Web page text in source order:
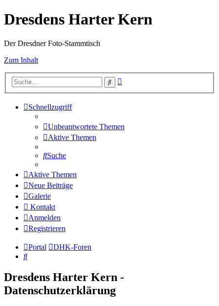
Dresdens Harter Kern
Der Dresdner Foto-Stammtisch
Zum Inhalt
Suche
Schnellzugriff
Unbeantwortete Themen
Aktive Themen
Suche
Aktive Themen
Neue Beiträge
Galerie
Kontakt
Anmelden
Registrieren
Portal
DHK-Foren
Suche
Dresdens Harter Kern -
Datenschutzerklärung